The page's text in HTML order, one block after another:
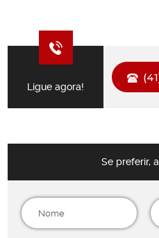
Ligue agora!
Se preferir,